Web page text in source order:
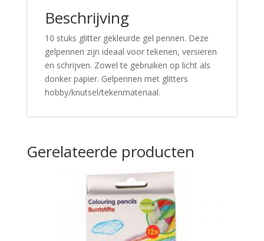
Beschrijving
10 stuks glitter gekleurde gel pennen. Deze
gelpennen zijn ideaal voor tekenen, versieren
en schrijven. Zowel te gebruiken op licht als
donker papier. Gelpennen met glitters
hobby/knutsel/tekenmateriaal.
Gerelateerde producten